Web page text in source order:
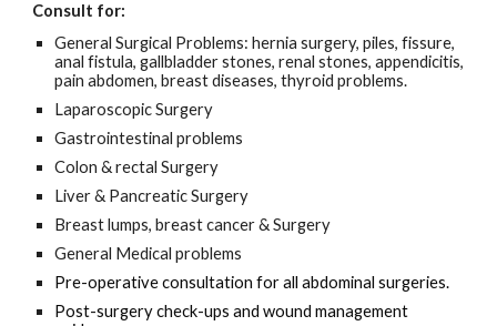
Consult for:
General Surgical Problems: hernia surgery, piles, fissure,
anal fistula, gallbladder stones, renal stones, appendicitis,
pain abdomen, breast diseases, thyroid problems.
Laparoscopic Surgery
Gastrointestinal problems
Colon & rectal Surgery
Liver & Pancreatic Surgery
Breast lumps, breast cancer & Surgery
General Medical problems
Pre-operative consultation for all abdominal surgeries.
Post-surgery check-ups and wound management